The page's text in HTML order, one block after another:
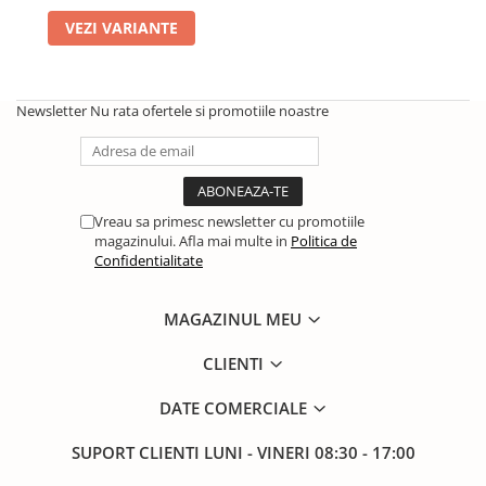
Profile maner
Alte accesorii
VEZI VARIANTE
Newsletter Nu rata ofertele si promotiile noastre
Vreau sa primesc newsletter cu promotiile
magazinului. Afla mai multe in Politica de
Confidentialitate
MAGAZINUL MEU
CLIENTI
DATE COMERCIALE
SUPORT CLIENTI LUNI - VINERI 08:30 - 17:00